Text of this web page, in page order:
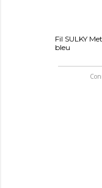
Fil SULKY
bleu